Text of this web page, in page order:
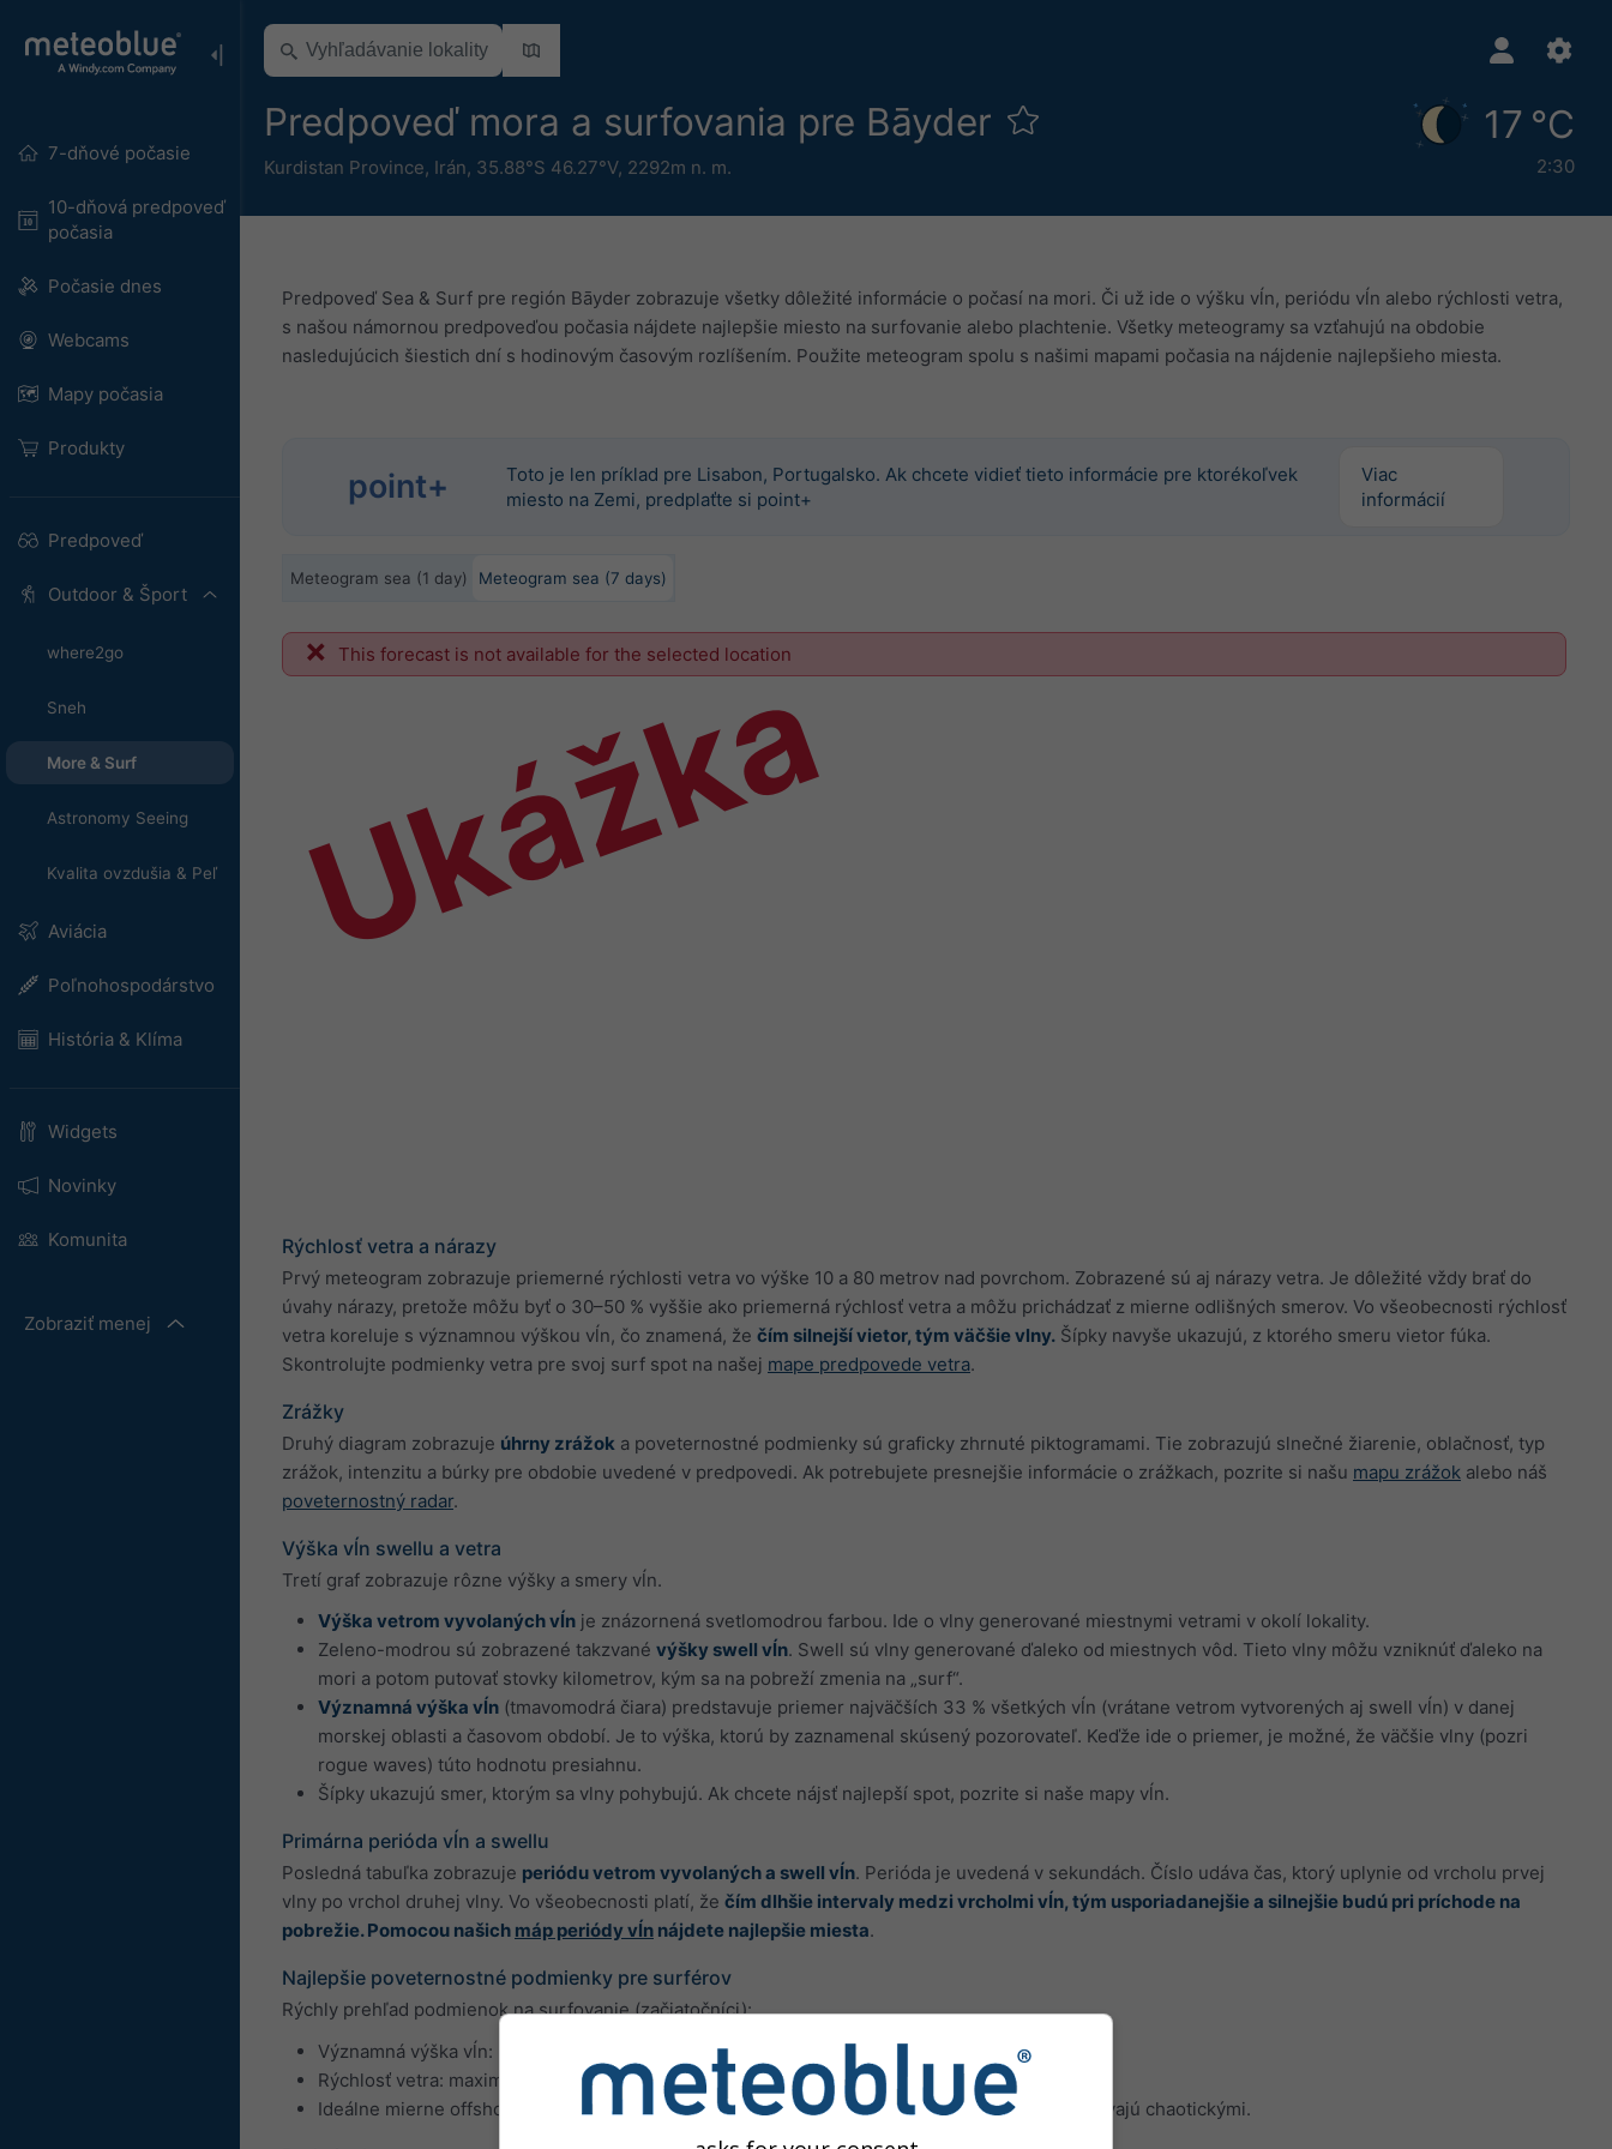
7-dňové počasie
10-dňová predpoveď
počasia
Počasie dnes
Webcams
Mapy počasia
Produkty
Predpoveď
Outdoor & Šport
where2go
Sneh
More & Surf
Astronomy Seeing
Kvalita ovzdušia & Peľ
Aviácia
Poľnohospodárstvo
História & Klíma
Widgets
Novinky
Komunita
Zobraziť menej
Predpoveď mora a surfovania pre Bāyder
Kurdistan Province, Irán, 35.88°S 46.27°V, 2292m n. m.
17 °C
2:30
Predpoveď Sea & Surf pre región Bāyder zobrazuje všetky dôležité informácie o počasí na mori. Či už ide o výšku vĺn, periódu vĺn alebo rýchlosti vetra,
s našou námornou predpoveďou počasia nájdete najlepšie miesto na surfovanie alebo plachtenie. Všetky meteogramy sa vzťahujú na obdobie
nasledujúcich šiestich dní s hodinovým časovým rozlíšením. Použite meteogram spolu s našimi mapami počasia na nájdenie najlepšieho miesta.
point+
Toto je len príklad pre Lisabon, Portugalsko. Ak chcete vidieť tieto informácie pre ktorékoľvek
miesto na Zemi, predplaťte si point+
Viac
informácií
Meteogram sea (1 day) Meteogram sea (7 days)
This forecast is not available for the selected location
Ukážka
Rýchlosť vetra a nárazy
Prvý meteogram zobrazuje priemerné rýchlosti vetra vo výške 10 a 80 metrov nad povrchom. Zobrazené sú aj nárazy vetra. Je dôležité vždy brať do
úvahy nárazy, pretože môžu byť o 30–50 % vyššie ako priemerná rýchlosť vetra a môžu prichádzať z mierne odlišných smerov. Vo všeobecnosti rýchlosť
vetra koreluje s významnou výškou vĺn, čo znamená, že čím silnejší vietor, tým väčšie vlny. Šípky navyše ukazujú, z ktorého smeru vietor fúka.
Skontrolujte podmienky vetra pre svoj surf spot na našej mape predpovede vetra.
Zrážky
Druhý diagram zobrazuje úhrny zrážok a poveternostné podmienky sú graficky zhrnuté piktogramami. Tie zobrazujú slnečné žiarenie, oblačnosť, typ
zrážok, intenzitu a búrky pre obdobie uvedené v predpovedi. Ak potrebujete presnejšie informácie o zrážkach, pozrite si našu mapu zrážok alebo náš
poveternostný radar.
Výška vĺn swellu a vetra
Tretí graf zobrazuje rôzne výšky a smery vĺn.
Výška vetrom vyvolaných vĺn je znázornená svetlomodrou farbou. Ide o vlny generované miestnymi vetrami v okolí lokality.
Zeleno-modrou sú zobrazené takzvané výšky swell vĺn. Swell sú vlny generované ďaleko od miestnych vôd. Tieto vlny môžu vzniknúť ďaleko na
mori a potom putovať stovky kilometrov, kým sa na pobreží zmenia na „surf“.
Významná výška vĺn (tmavomodrá čiara) predstavuje priemer najväčších 33 % všetkých vĺn (vrátane vetrom vytvorených aj swell vĺn) v danej
morskej oblasti a časovom období. Je to výška, ktorú by zaznamenal skúsený pozorovateľ. Keďže ide o priemer, je možné, že väčšie vlny (pozri
rogue waves) túto hodnotu presiahnu.
Šípky ukazujú smer, ktorým sa vlny pohybujú. Ak chcete nájsť najlepší spot, pozrite si naše mapy vĺn.
Primárna perióda vĺn a swellu
Posledná tabuľka zobrazuje periódu vetrom vyvolaných a swell vĺn. Perióda je uvedená v sekundách. Číslo udáva čas, ktorý uplynie od vrcholu prvej
vlny po vrchol druhej vlny. Vo všeobecnosti platí, že čím dlhšie intervaly medzi vrcholmi vĺn, tým usporiadanejšie a silnejšie budú pri príchode na
pobrežie. Pomocou našich máp periódy vĺn nájdete najlepšie miesta.
Najlepšie poveternostné podmienky pre surférov
Rýchly prehľad podmienok na surfovanie (začiatočníci):
Významná výška vĺn: maximálne 1,5 metra.
Rýchlosť vetra: maximálne 40 km/h.
Ideálne mierne offshore vetry stabilizujú vlny, zatiaľ čo pri onshore vetroch sa vlny a voda stávajú chaotickými.